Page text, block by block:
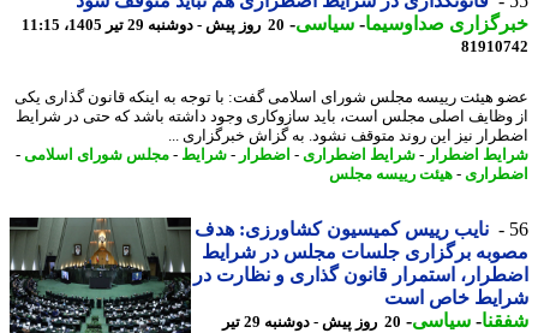
صداوسیما-سیاسی-20 روز پیش - دوشنبه 29 تیر 1405، 11:15
هیئت رییسه مجلس شورای اسلامی گفت: با توجه به اینکه قانون گذاری یکی
اصلی مجلس است، باید سازوکاری وجود داشته باشد که حتی در شرایط
نیز این روند متوقف نشود. به گزاش خبرگزاری ...
اضطرار- شرایط اضطراری - اضطرار- شرایط -مجلس شورای اسلامی-
- هیئت رییسه مجلس
نایب رییس کمیسیون کشاورزی: هدف
برگزاری جلسات مجلس در شرایط
استمرار قانون گذاری و نظارت در
خاص است
-سیاسی-
20 روز پیش - دوشنبه 29 تیر